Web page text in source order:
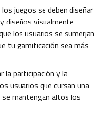
los juegos se deben diseñar
diseños visualmente
los usuarios se sumerjan
tu gamificación sea más
la participación y la
usuarios que cursan una
mantengan altos los